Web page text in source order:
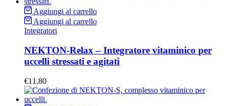
Aggiungi al carrello
Aggiungi al carrello
Integratori
NEKTON-Relax – Integratore vitaminico per
uccelli stressati e agitati
€11,80